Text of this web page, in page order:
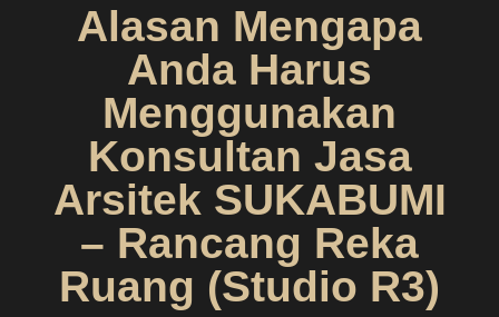
Alasan Mengapa
Anda Harus
Menggunakan
Konsultan Jasa
Arsitek SUKABUMI
– Rancang Reka
Ruang (Studio R3)